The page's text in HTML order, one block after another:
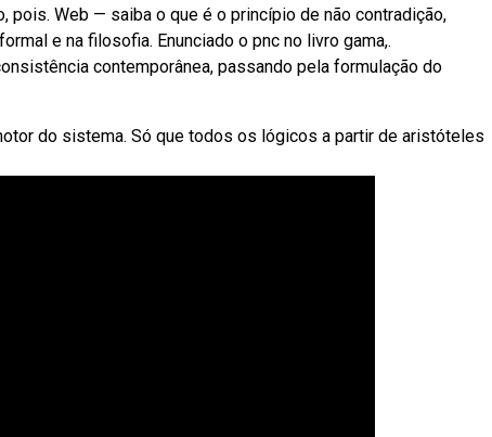
Web — saiba o que é o princípio de não contradição,
e na filosofia. Enunciado o pnc no livro gama,.
contemporânea, passando pela formulação do
do sistema. Só que todos os lógicos a partir de aristóteles